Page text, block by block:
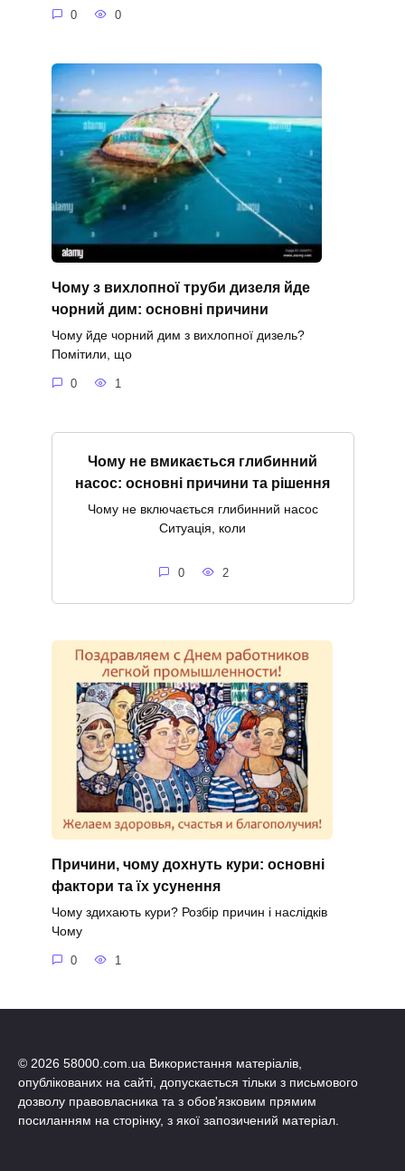
0 0
Чому з вихлопної труби дизеля йде
чорний дим: основні причини
Чому йде чорний дим з вихлопної дизель?
Помітили, що
0 1
Чому не вмикається глибинний
насос: основні причини та рішення
Чому не включається глибинний насос
Ситуація, коли
0 2
Причини, чому дохнуть кури: основні
фактори та їх усунення
Чому здихають кури? Розбір причин і наслідків
Чому
0 1
© 2026 58000.com.ua Використання матеріалів,
опублікованих на сайті, допускається тільки з письмового
дозволу правовласника та з обов'язковим прямим
посиланням на сторінку, з якої запозичений матеріал.